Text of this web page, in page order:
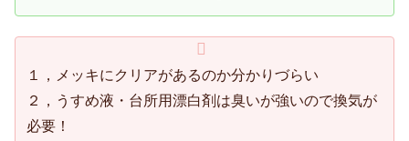
１，メッキにクリアがあるのか分かりづらい
２，うすめ液・台所用漂白剤は臭いが強いので換気が
必要！